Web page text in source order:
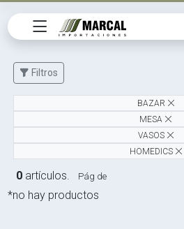
Filtros
BAZAR
MESA
VASOS
HOMEDICS
*no hay productos
0 artículos. Pág de